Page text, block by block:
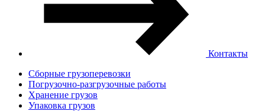
Контакты
Сборные грузоперевозки
Погрузочно-разгрузочные работы
Хранение грузов
Упаковка грузов